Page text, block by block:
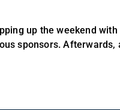
up the weekend
sponsors.